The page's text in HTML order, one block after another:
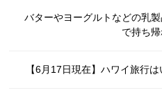
バターやヨーグルトなどの乳
で持ち帰
【6月17日現在】ハワイ旅行